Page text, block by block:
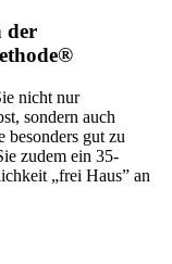
der
nicht nur
sondern auch
besonders gut zu
zudem ein 35-
„frei Haus” an